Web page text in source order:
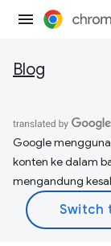
Blog
Google
konten ke dalam
mengandung